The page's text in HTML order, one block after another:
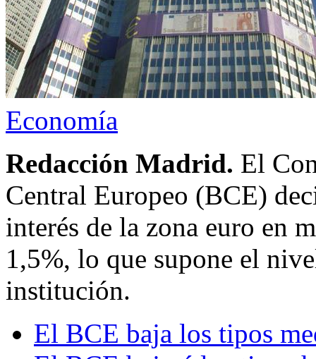
Economía
Redacción Madrid. El
Central Europeo (BCE)
interés de la zona euro en
1,5%, lo que supone el
institución.
El BCE baja los tipos